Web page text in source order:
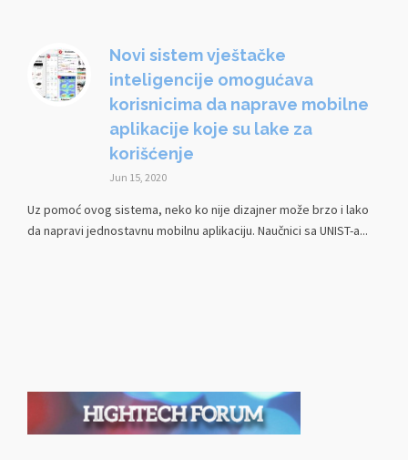
Novi sistem vještačke
inteligencije omogućava
korisnicima da naprave mobilne
aplikacije koje su lake za
korišćenje
Jun 15, 2020
Uz pomoć ovog sistema, neko ko nije dizajner može brzo i lako
da napravi jednostavnu mobilnu aplikaciju. Naučnici sa UNIST-a...